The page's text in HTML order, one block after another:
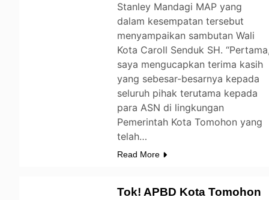
Stanley Mandagi MAP yang
dalam kesempatan tersebut
menyampaikan sambutan Wali
Kota Caroll Senduk SH.
saya mengucapkan terima kasih
yang sebesar-besarnya kepada
seluruh pihak terutama kepada
para ASN di lingkungan
Pemerintah Kota Tomohon yang
telah…
Read More
Tok! APBD Kota Tomohon